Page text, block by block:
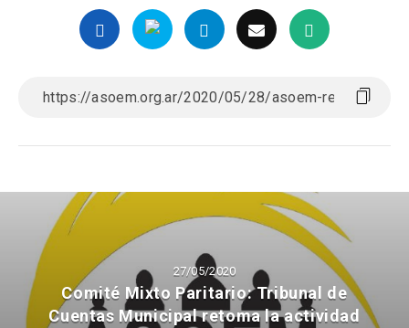
27/05/2020
Comité Mixto Paritario: Tribunal de
Cuentas Municipal retoma la actividad